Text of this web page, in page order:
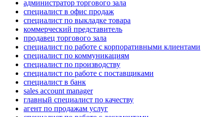
администратор торгового зала
специалист в офис продаж
специалист по выкладке товара
коммерческий представитель
продавец торгового зала
специалист по работе с корпоративными клиентами
специалист по коммуникациям
специалист по производству
специалист по работе с поставщиками
специалист в банк
sales account manager
главный специалист по качеству
агент по продажам услуг